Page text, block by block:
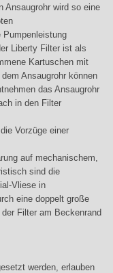
Ansaugrohr wird so eine
Pumpenleistung
Liberty Filter ist als
Kartuschen mit
Ansaugrohr können
das Ansaugrohr
in den Filter
Vorzüge einer
auf mechanischem,
sind die
Vliese in
eine doppelt große
Filter am Beckenrand
werden, erlauben